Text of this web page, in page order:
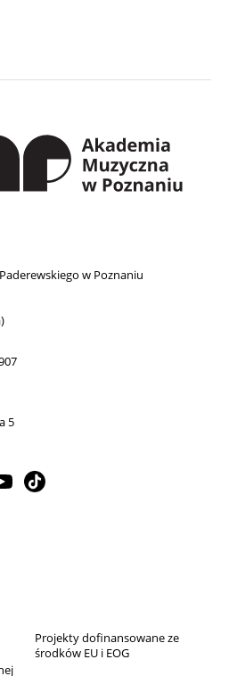
w Poznaniu
5
Projekty dofinansowane ze
środków EU i EOG